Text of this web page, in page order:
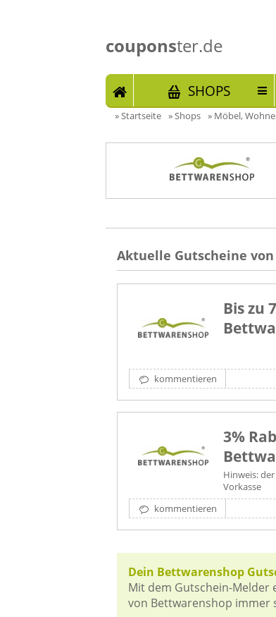
couponster.de
START SHOPS
»Startseite »Shops » Möbel,
Aktuelle Gutscheine
Bis zu
kommentieren
3%
Hinweis:
Vorkasse
kommentieren
Dein Bettwarenshop
Mit dem Gutschein-Melder
von Bettwarenshop immer